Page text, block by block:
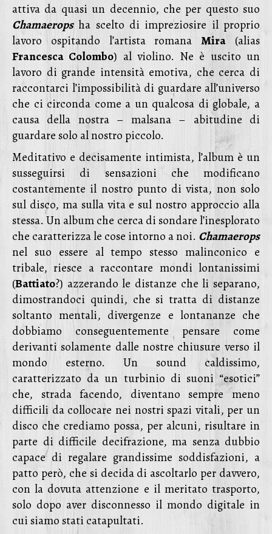
attiva da quasi un decennio, che per questo suo
Chamaeropsha scelto di impreziosire il proprio
lavoro ospitando l’artista romanaMira (alias
Francesca Colombo) al violino. Ne è uscito un
lavoro di grande intensità emotiva, che cerca di
raccontarci l’impossibilità di guardare all’universo
che ci circonda come a un qualcosa di globale, a
causa della nostra – malsana – abitudine di
guardare solo al nostro piccolo.
Meditativo e decisamente intimista, l’album è un
susseguirsi di sensazioni che modificano
costantemente il nostro punto di vista, non solo
sul disco, ma sulla vita e sul nostro approccio alla
stessa. Un album che cerca di sondare l’inesplorato
che caratterizza le cose intorno a noi. Chamaerops
nel suo essere al tempo stesso malinconico e
tribale, riesce a raccontare mondi lontanissimi
(Battiato?) azzerando le distanze che li separano,
dimostrandoci quindi, che si tratta di distanze
soltanto mentali, divergenze e lontananze che
dobbiamo conseguentemente pensare come
derivanti solamente dalle nostre chiusure verso il
mondo esterno. Un sound caldissimo,
caratterizzato da un turbinio di suoni “esotici”
che, strada facendo, diventano sempre meno
difficili da collocare nei nostri spazi vitali, per un
disco che crediamo possa, per alcuni, risultare in
parte di difficile decifrazione, ma senza dubbio
capace di regalare grandissime soddisfazioni, a
patto però, che si decida di ascoltarlo per davvero,
con la dovuta attenzione e il meritato trasporto,
solo dopo aver disconnesso il mondo digitale in
cui siamo stati catapultati.